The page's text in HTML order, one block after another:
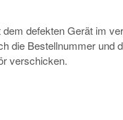
defekten Gerät im
die Bestellnummer und
verschicken.